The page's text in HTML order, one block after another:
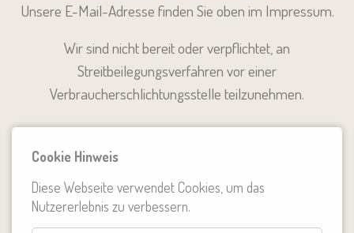
Unsere E-Mail-Adresse finden Sie oben im Impressum.
Wir sind nicht bereit oder verpflichtet, an
Streitbeilegungsverfahren vor einer
Verbraucherschlichtungsstelle teilzunehmen.
HAFTUNG FÜR INHALTE
Als Diensteanbieter sind wir gemäß § 7 Abs.1 TMG für
Cookie Hinweis
Diese Webseite verwendet Cookies, um das
Nutzererlebnis zu verbessern.